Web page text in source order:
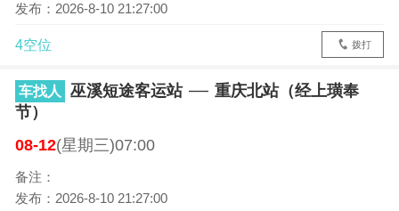
发布：2026-8-10 21:27:00
4空位 拨打
车找人 巫溪短途客运站
重庆北站（经上璜奉
节）
08-12(星期三)07:00
备注：
发布：2026-8-10 21:27:00